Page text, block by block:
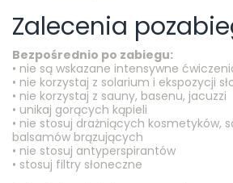
Zalecenia
Bezpośrednio po zabiegu:
• nie są wskazane intensywne
• nie korzystaj z solarium i ekspozycji
• nie korzystaj z sauny, basenu, jacuzzi
• unikaj gorących kąpieli
• nie stosuj drażniących kosmetyków,
balsamów brązujących
• nie stosuj antyperspirantów
• stosuj filtry słoneczne